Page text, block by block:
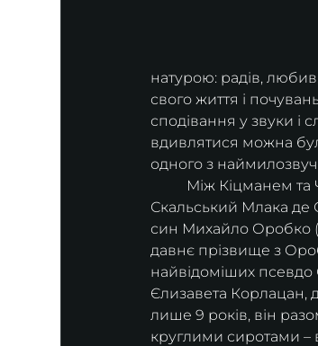
натурою: радів,
свого життя і
сподівання у звуки і
вдивлятися можна
одного з
Скальський Млака де
син Михайло Оробко
давнє прізвище з
найвідоміших
Єлизавета Корлацан,
лише 9 років, він
круглими сиротами –